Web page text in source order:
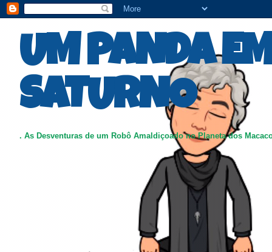
UM PANDA
SATURNO
. As Desventuras de um Robô Amaldiçoado no Planeta dos